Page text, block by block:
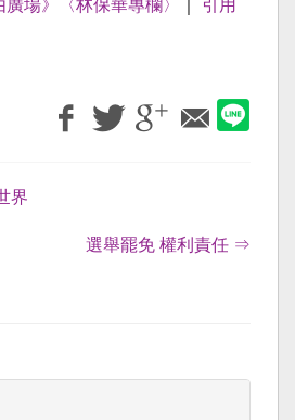
廣場》〈林保華專欄〉
引用
界
選舉罷免 權利責任 ⇒